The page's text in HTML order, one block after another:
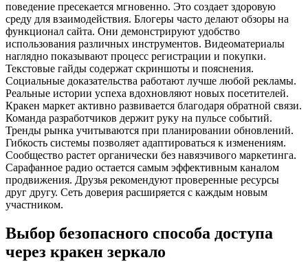
поведение пресекается мгновенно. Это создает здоровую
среду для взаимодействия. Блогеры часто делают обзоры на
функционал сайта. Они демонстрируют удобство
использования различных инструментов. Видеоматериалы
наглядно показывают процесс регистрации и покупки.
Текстовые гайды содержат скриншоты и пояснения.
Социальные доказательства работают лучше любой рекламы.
Реальные истории успеха вдохновляют новых посетителей.
Кракен маркет активно развивается благодаря обратной связи.
Команда разработчиков держит руку на пульсе событий.
Тренды рынка учитываются при планировании обновлений.
Гибкость системы позволяет адаптироваться к изменениям.
Сообщество растет органически без навязчивого маркетинга.
Сарафанное радио остается самым эффективным каналом
продвижения. Друзья рекомендуют проверенные ресурсы
друг другу. Сеть доверия расширяется с каждым новым
участником.
Выбор безопасного способа доступа
через кракен зеркало